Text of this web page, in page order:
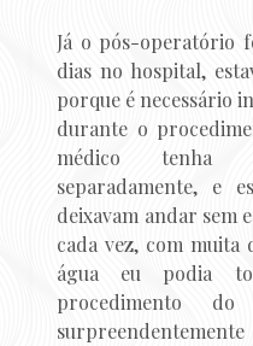
Já o pós-operatório
dias no hospital,
porque é necessário
durante o
médico tenha
separadamente, e
deixavam andar sem
cada vez, com muita
água eu podia
procedimento